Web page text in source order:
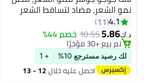
نمو الشعر، مضاد لتساقط الشعر
للنساء والرجال، إعادة لمس الشعر،
مصل الشعر، تعزيز نمو الشعر المزيد
4.1
11
د.ك‏5.86
10.55خصم 44%
تم بيع +30 مؤخرًا
تم بيع +30 مؤخرًا
لك رصيد مسترجع 10% + 1
احصل عليه خلال 12 - 13